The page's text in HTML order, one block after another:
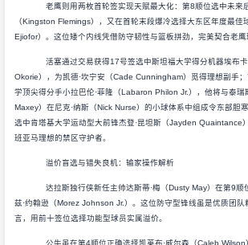
老鹰则用两枚首轮签实现天赋最大化：第8顺位选中未来
（Kingston Flemings），又在首轮末段爆冷选择大东区年度最佳
Ejiofor）。这位矮个内线凭借防守韧性与篮板拼劲，完美契合老鹰
活塞通过交易获得17号签选中斯坦福大学得分机器埃布卡
Okorie），为凯德·坎宁安（Cade Cunningham）觅得理想副手
学顶尖得分手小拉巴伦·菲隆（Labaron Philon Jr.），他将与泰瑞
Maxey）在尼克·纳斯（Nick Nurse）的小球体系中组成令东部胆
选中肯塔基大学运动型大前锋杰登·昆坦斯（Jayden Quaintance
班亚马理想的禁区守护者。
溢价盲选与错失良机：输家操作解析
达拉斯独行侠新任主帅达斯蒂·梅（Dusty May）在第9顺
兹·约翰逊（Morez Johnson Jr.）。这位防守型锋线虽是优质团队
言，用前十签位选择功能型球员实属溢价。
公牛虽在第4顺位正确选择凯莱布·威尔森（Caleb Wilson